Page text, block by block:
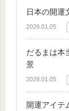
日本の開運
2026.01.05
だるまは本
景
2026.01.05
開運アイテ